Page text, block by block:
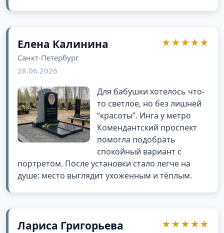
Елена Калинина
Санкт-Петербург
28.06.2026
★★★★★
Для бабушки хотелось что-
то светлое, но без лишней
“красоты”. Инга у метро
Комендантский проспект
помогла подобрать
спокойный вариант с
портретом. После установки стало легче на
душе: место выглядит ухоженным и тёплым.
Лариса Григорьева ★★★★★